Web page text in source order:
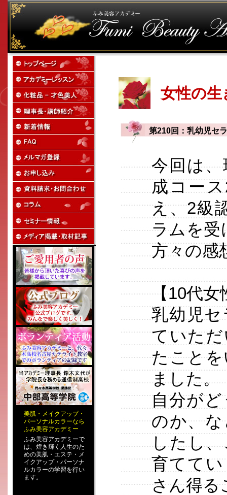
美肌 ・ メイクアップ・
パーソナルカラーなら
ふみ美容アカデミー
ふみ美容アカデミーで
は、煌き輝く人生のた
めの美肌・エステ ・ メ
イクアップ・ パーソナ
ルカラーの学習を行い
ます。
女性の
第210回：乳幼児セ
今回は
成コー
え、2級
ラムを受
方々の感
【10代女
乳幼児
ていた
たこと
ました。
自分が
のか、
したし
育てて
さん得る